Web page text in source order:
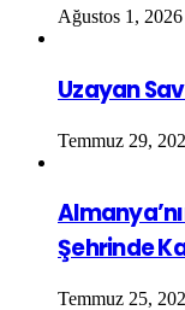
Ağustos 1, 2026
Uzayan
Temmuz 29,
Şehrinde
Temmuz 25,